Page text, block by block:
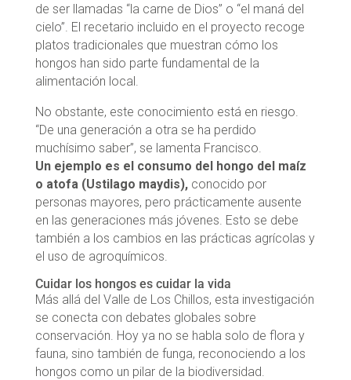
de ser llamadas “la carne de Dios” o “el maná del
cielo”. El recetario incluido en el proyecto recoge
platos tradicionales que muestran cómo los
hongos han sido parte fundamental de la
alimentación local.
No obstante, este conocimiento está en riesgo.
“De una generación a otra se ha perdido
muchísimo saber”, se lamenta Francisco.
Un ejemplo es el consumo del hongo del maíz
o atofa (Ustilago maydis), conocido por
personas mayores, pero prácticamente ausente
en las generaciones más jóvenes. Esto se debe
también a los cambios en las prácticas agrícolas y
el uso de agroquímicos.
Cuidar los hongos es cuidar la vida
Más allá del Valle de Los Chillos, esta investigación
se conecta con debates globales sobre
conservación. Hoy ya no se habla solo de flora y
fauna, sino también de funga, reconociendo a los
hongos como un pilar de la biodiversidad.